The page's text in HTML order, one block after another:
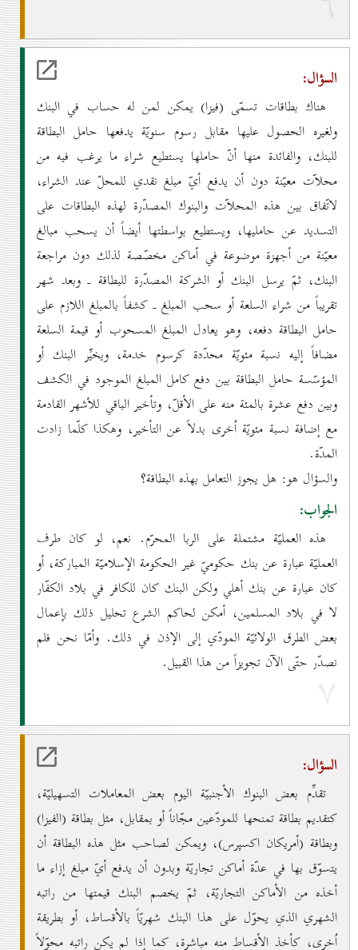
السؤال:
هناك بطاقات تسمّى (فيزا) يمكن لمن له حساب في البنك
ولغيره الحصول عليها مقابل رسوم سنويّة يدفعها حامل البطاقة
للبنك، والفائدة منها أنّ حاملها يستطيع شراء ما يرغب فيه من
محلاّت معيّنة دون أن يدفع أيّ مبلغ نقدي للمحلّ عند الشراء،
لاتّفاق بين هذه المحلاّت والبنوك المصدّرة لهذه البطاقات على
التسديد عن حامليها، ويستطيع بواسطتها أيضاً أن يسحب مبالغ
معيّنة من أجهزة موضوعة في أماكن مخصّصة لذلك دون مراجعة
البنك، ثمّ يرسل البنك أو الشركة المصدّرة للبطاقة ـ وبعد شهر
تقريباً من شراء السلعة أو سحب المبلغ ـ كشفاً بالمبلغ اللازم على
حامل البطاقة دفعه، وهو يعادل المبلغ المسحوب أو قيمة السلعة
مضافاً إليه نسبة مئويّة محدّدة كرسوم خدمة، ويخيِّر البنك أو
المؤسّسة حامل البطاقة بين دفع كامل المبلغ الموجود في الكشف
وبين دفع عشرة بالمئة منه على الأقلّ، وتأخير الباقي للأشهر القادمة
مع إضافة نسبة مئويّة اُخرى بدلاً عن التأخير، وهكذا كلّما زادت
المدّة.
والسؤال هو: هل يجوز التعامل بهذه البطاقة؟
الجواب:
هذه العمليّة مشتملة على الربا المحرّم. نعم، لو كان طرف
العمليّة عبارة عن بنك حكوميّ غير الحكومة الإسلاميّة المباركة، أو
كان عبارة عن بنك أهلي ولكن البنك كان للكافر في بلاد الكفّار
لا في بلاد المسلمين، أمكن لحاكم الشرع تحليل ذلك بإعمال
بعض الطرق الولائيّة المودّي إلى الإذن في ذلك. وأمّا نحن فلم
نصدّر حتّى الآن تجويزاً من هذا القبيل.
۷
السؤال:
تقدِّم بعض البنوك الأجنبيّة اليوم بعض المعاملات التسهيليّة،
كتقديم بطاقة تمنحها للمودّعين مجّاناً أو بمقابل، مثل بطاقة (الفيزا)
وبطاقة (أمريكان اكسپرس)، ويمكن لصاحب مثل هذه البطاقة أن
يتسوّق بها في عدّة أماكن تجاريّة وبدون أن يدفع أيّ مبلغ إزاء ما
أخذه من الأماكن التجاريّة، ثمّ يخصم البنك قيمتها من راتبه
الشهري الذي يحوّل على هذا البنك شهريّاً بالأقساط، أو بطريقة
اُخرى، كأخذ الأقساط منه مباشرة، كما إذا لم يكن راتبه محوّلاً